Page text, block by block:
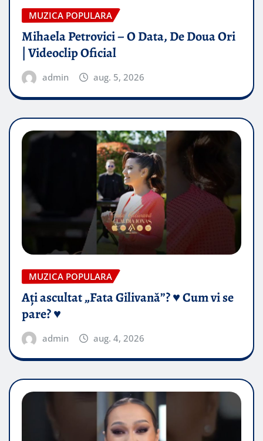
MUZICA POPULARA
Mihaela Petrovici – O Data, De Doua Ori
| Videoclip Oficial
admin aug. 5, 2026
MUZICA POPULARA
Ați ascultat „Fata Gilivană”? ♥️ Cum vi se
pare? ♥️
admin aug. 4, 2026